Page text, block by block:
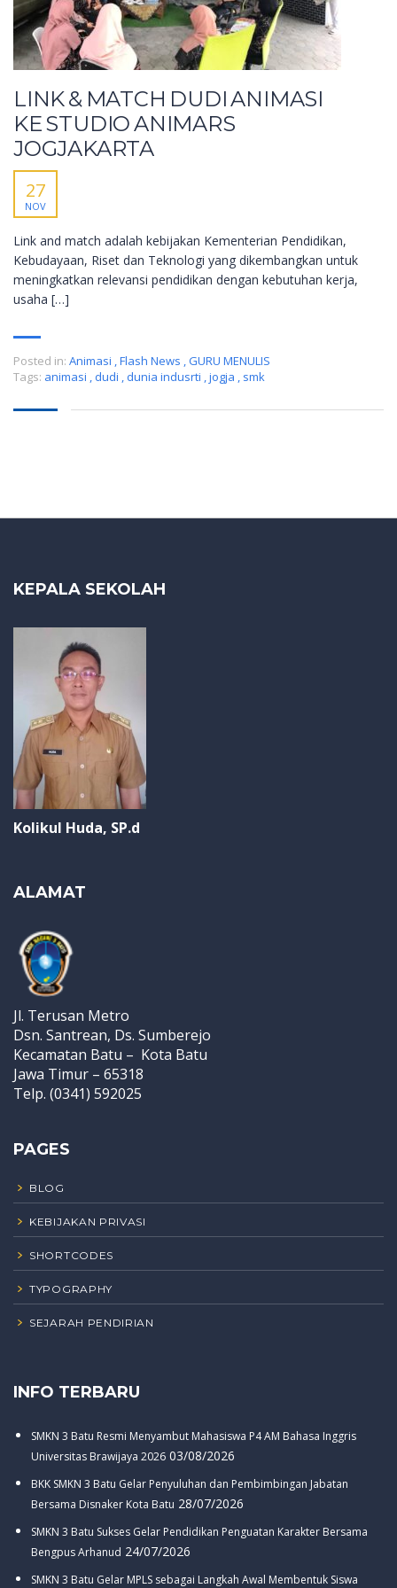
LINK & MATCH DUDI ANIMASI
KE STUDIO ANIMARS
JOGJAKARTA
27
NOV
Link and match adalah kebijakan Kementerian Pendidikan,
Kebudayaan, Riset dan Teknologi yang dikembangkan untuk
meningkatkan relevansi pendidikan dengan kebutuhan kerja,
usaha […]
Posted in: Animasi ,Flash News ,GURU MENULIS
Tags: animasi ,dudi ,dunia indusrti ,jogja , smk
KEPALA SEKOLAH
Kolikul Huda, SP.d
ALAMAT
Jl. Terusan Metro
Dsn. Santrean, Ds. Sumberejo
Kecamatan Batu – Kota Batu
Jawa Timur – 65318
Telp. (0341) 592025
PAGES
BLOG
KEBIJAKAN PRIVASI
SHORTCODES
TYPOGRAPHY
SEJARAH PENDIRIAN
INFO TERBARU
SMKN 3 Batu Resmi Menyambut Mahasiswa P4 AM Bahasa Inggris
Universitas Brawijaya 2026 03/08/2026
BKK SMKN 3 Batu Gelar Penyuluhan dan Pembimbingan Jabatan
Bersama Disnaker Kota Batu 28/07/2026
SMKN 3 Batu Sukses Gelar Pendidikan Penguatan Karakter Bersama
Bengpus Arhanud 24/07/2026
SMKN 3 Batu Gelar MPLS sebagai Langkah Awal Membentuk Siswa